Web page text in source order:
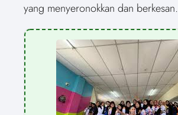
yang menyeronokkan dan berkesan.